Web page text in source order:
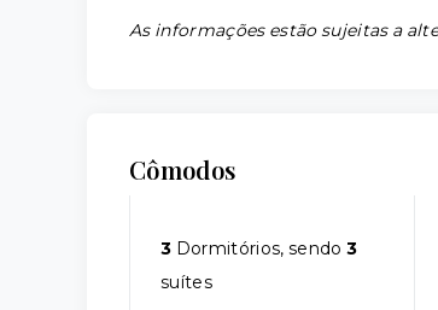
As informações estão sujeitas a
Cômodos
3 Dormitórios, sendo3
suítes